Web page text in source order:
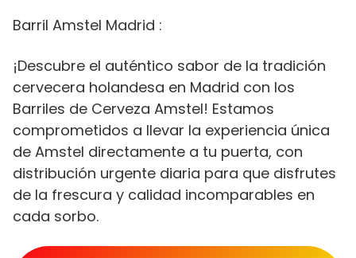
Barril Amstel Madrid :
¡Descubre el auténtico sabor de la tradición
cervecera holandesa en Madrid con los
Barriles de Cerveza Amstel! Estamos
comprometidos a llevar la experiencia única
de Amstel directamente a tu puerta, con
distribución urgente diaria para que disfrutes
de la frescura y calidad incomparables en
cada sorbo.